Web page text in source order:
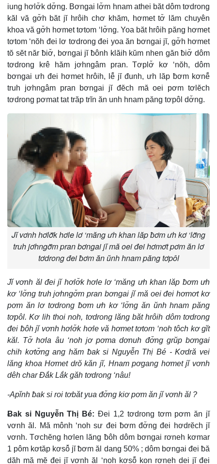
iung hơlơ̆k dơ̆ng. Bơngai lơ̆m hnam athei băt dôm tơdrong
kăl vă gơ̆h băt jĭ hrôih chơ khăm, hơmet tơ̆ lăm chuyên
khoa vă gơ̆h hơmet tơtom ‘lơ̆ng. Yoa băt hrôih păng hơmet
tơtom ‘nŏh đei lơ tơdrong đei yoa ăn bơngai jĭ, gơ̆h hơmet
tŏ sĕt năr ƀiơ̆, bơngai jĭ ƀônh klăih kŭm nhen găn ƀiơ̆ dôm
tơdrong krê hăm jơhngâm pran. Tơplơ̆ kơ ‘nŏh, dôm
bơngai ưh đei hơmet hrôih, lê̆ jĭ đunh, ưh lăp ƀơm kơnê̆
truh jơhngâm pran bơngai jĭ đĕch mă oei pơm tơlĕch
tơdrong pơmat tat trăp trĭn ăn unh hnam păng tơpôl dơ̆ng.
Jĭ vơnh hơlơ̆k hơle lơ ‘măng ưh khan lăp ƀơm ưh kơ ‘lơ̆ng
truh jơhngơ̆m pran bơngai jĭ mă oei đei hơmơt pơm ăn lơ
tơdrong đei ƀơm ăn ŭnh hnam păng tơpôl
Jĭ vơnh ăl đei jĭ hơlơ̆k hơle lơ ‘măng ưh khan lăp ƀơm ưh
kơ ‘lơ̆ng truh jơhngơ̆m pran bơngai jĭ mă oei đei hơmơt kơ
pơm ăn lơ tơdrong ƀơm ưh kơ ‘lơ̆ng ăn ŭnh hnam păng
tơpôl. Kơ lih thoi noh, tơdrong lăng băt hrôih dôm tơdrong
đei ƀôh jĭ vơnh hơlơ̆k hơle vă hơmet tơtom ‘noh tôch kơ gĭt
kăl. Tơ̆ hơla âu ‘noh jơ pơma dơnuh đơ̆ng grŭp bơngai
chih kơtơ̆ng ang hăm ƀak si Nguyễn Thị Bé - Kơdră vei
lăng khoa Hơmet drŏ kăn jĭ, Hnam pơgang hơmet jĭ vơnh
dêh char Đắk Lắk găh tơdrong ‘nâu!
-Apĭnh ƀak si roi tơbăt yua đơ̆ng kiơ pơm ăn jĭ vơnh ăl ?
Ƀak si Nguyễn Thị Bé: Đei 1,2 tơdrong tơm pơm ăn jĭ
vơnh ăl. Mă mônh ‘noh sư đei ƀơm đơ̆ng đei hơdrĕch jĭ
vơnh. Tơchĕng hơlen lăng ƀôh dôm bơngai rơneh kơmar
1 pôm kơtăp kơsô̆ jĭ ƀơm ăl dang 50% ; dôm bơngai đei ƀă
dăh mă mĕ đei jĭ vơnh ăl ‘noh kơsô̆ kon rơneh dei jĭ đei